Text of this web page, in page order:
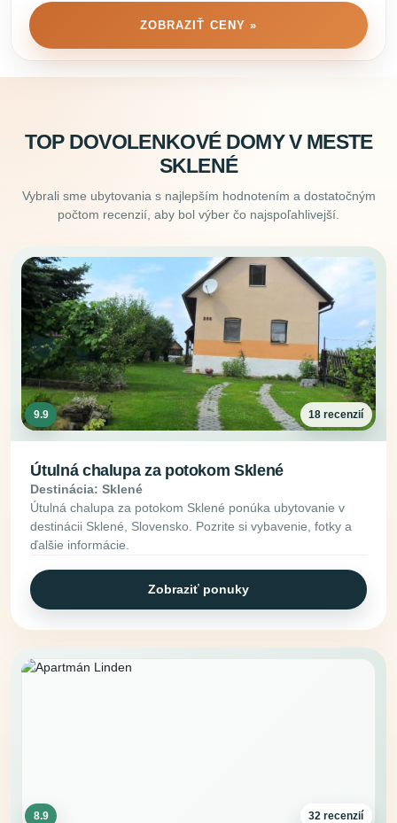
ZOBRAZIŤ CENY »
TOP DOVOLENKOVÉ DOMY V MESTE
SKLENÉ
Vybrali sme ubytovania s najlepším hodnotením a dostatočným
počtom recenzií, aby bol výber čo najspoľahlivejší.
9.9 18 recenzií
Útulná chalupa za potokom Sklené
Destinácia: Sklené
Útulná chalupa za potokom Sklené ponúka ubytovanie v
destinácii Sklené, Slovensko. Pozrite si vybavenie, fotky a
ďalšie informácie.
Zobraziť ponuky
8.9 32 recenzií